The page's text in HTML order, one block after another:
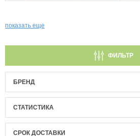
показать еще
ФИЛЬТР
БРЕНД
СТАТИСТИКА
СРОК ДОСТАВКИ